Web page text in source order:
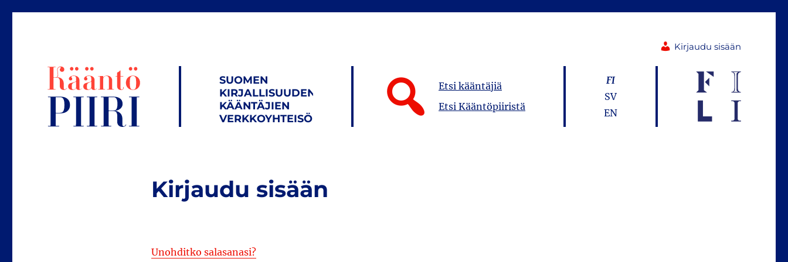
Kirjaudu sisään
SUOMEN
KIRJALLISUUDEN
KÄÄNTÄJIEN
VERKKOYHTEISÖ
Etsi kääntäjiä
Etsi Kääntöpiiristä
FI
SV
EN
Kirjaudu sisään
Unohditko salasanasi?